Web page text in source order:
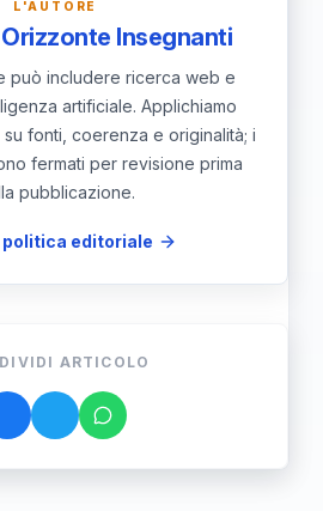
L'AUTORE
Insegnanti
può includere ricerca web e
artificiale. Applichiamo
fonti, coerenza e originalità; i
fermati per revisione prima
pubblicazione.
politica editoriale
ARTICOLO